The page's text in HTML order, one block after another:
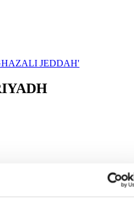
JEDDAH'